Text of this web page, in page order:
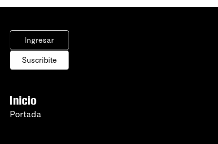
Ingresar
Suscribite
Inicio
Portada